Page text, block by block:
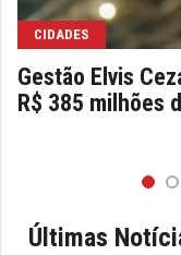
CIDADES
Gestão Elvis
R$ 385 milhões
Últimas